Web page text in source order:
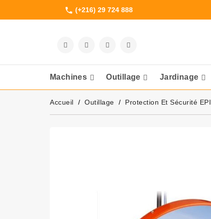
phone (+216) 29 724 888
Machines Outillage Jardinage
Accueil Outillage Protection Et Sécurité EPI